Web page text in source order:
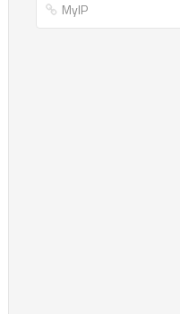
MyIP